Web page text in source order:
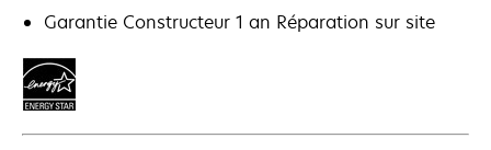
Garantie Constructeur 1 an Réparation sur site